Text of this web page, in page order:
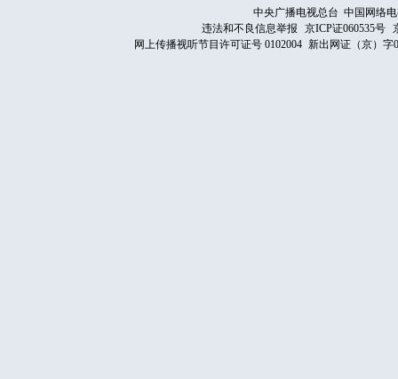
中央广播电视总台 中国网络
违法和不良信息举报
京ICP证060535号
网上传播视听节目许可证号 0102004 新出网证（京）